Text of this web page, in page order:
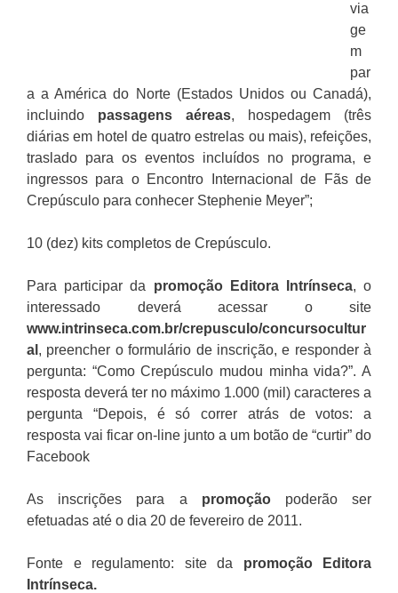
via
ge
m
par
a a América do Norte (Estados Unidos ou Canadá),
incluindo passagens aéreas, hospedagem (três
diárias em hotel de quatro estrelas ou mais), refeições,
traslado para os eventos incluídos no programa, e
ingressos para o Encontro Internacional de Fãs de
Crepúsculo para conhecer Stephenie Meyer”;
10 (dez) kits completos de Crepúsculo.
Para participar da promoção Editora Intrínseca, o
interessado deverá acessar o site
www.intrinseca.com.br/crepusculo/concursocultur
al , preencher o formulário de inscrição, e responder à
pergunta: “Como Crepúsculo mudou minha vida?”. A
resposta deverá ter no máximo 1.000 (mil) caracteres a
pergunta “Depois, é só correr atrás de votos: a
resposta vai ficar on-line junto a um botão de “curtir” do
Facebook
As inscrições para a promoçãopoderão ser
efetuadas até o dia 20 de fevereiro de 2011.
Fonte e regulamento: site da promoção Editora
Intrínseca.